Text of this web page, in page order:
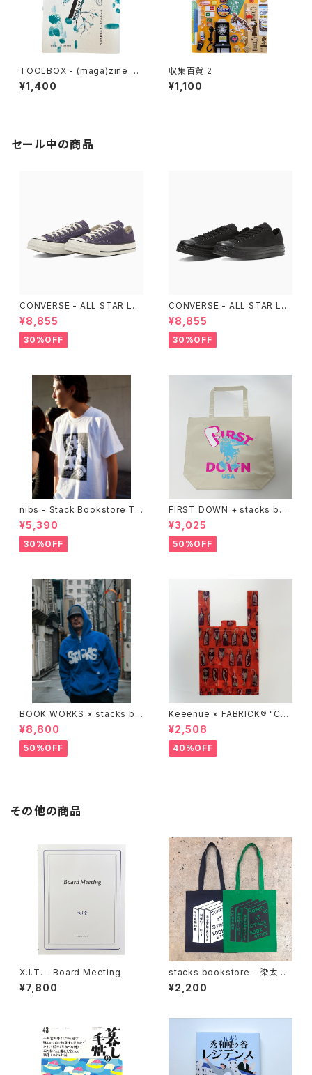
TOOLBOX - (maga)zine 雑
想 DIY実践思想録 1
¥1,400
収集百貨 2
¥1,100
セール中の商品
CONVERSE - ALL STAR LG
CY OX （Purple）
¥8,855
30%OFF
CONVERSE - ALL STAR LG
CY OX （ALL BLACK)
¥8,855
30%OFF
nibs - Stack Bookstore Te
e
¥5,390
30%OFF
FIRST DOWN + stacks boo
kstore BIG TOTE
¥3,025
50%OFF
BOOK WORKS × stacks bo
okstore "Jimbocho Beat Li
brary zip up hood"
¥8,800
50%OFF
Keeenue × FABRICK®︎ "CO
MPACT SHOPPING BAG" st
acks Exclusive model
¥2,508
40%OFF
その他の商品
X.I.T. - Board Meeting
¥7,800
stacks bookstore - 染太郎
Tote
¥2,200